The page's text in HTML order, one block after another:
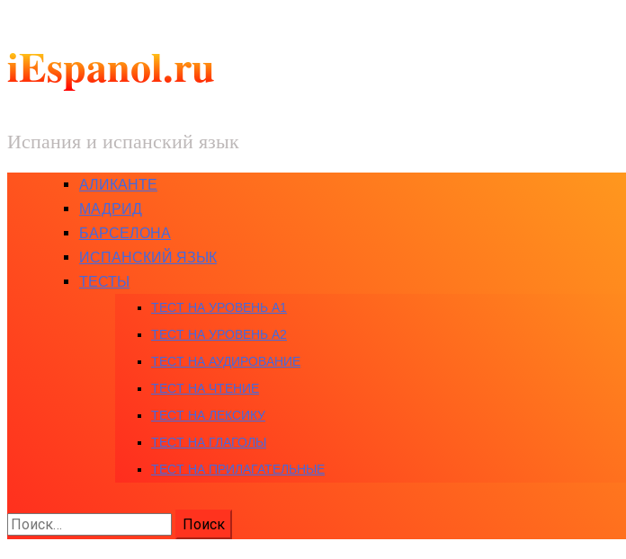
iEspanol.ru
Испания и испанский язык
АЛИКАНТЕ
МАДРИД
БАРСЕЛОНА
ИСПАНСКИЙ ЯЗЫК
ТЕСТЫ
ТЕСТ НА УРОВЕНЬ A1
ТЕСТ НА УРОВЕНЬ A2
ТЕСТ НА АУДИРОВАНИЕ
ТЕСТ НА ЧТЕНИЕ
ТЕСТ НА ЛЕКСИКУ
ТЕСТ НА ГЛАГОЛЫ
ТЕСТ НА ПРИЛАГАТЕЛЬНЫЕ
Найти: